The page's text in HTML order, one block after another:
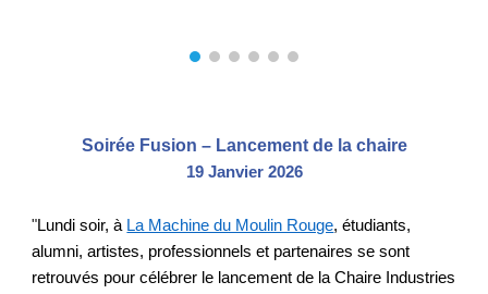
Soirée Fusion – Lancement de la chaire
19 Janvier 2026
"Lundi soir, à La Machine du Moulin Rouge, étudiants,
alumni, artistes, professionnels et partenaires se sont
retrouvés pour célébrer le lancement de la Chaire Industries